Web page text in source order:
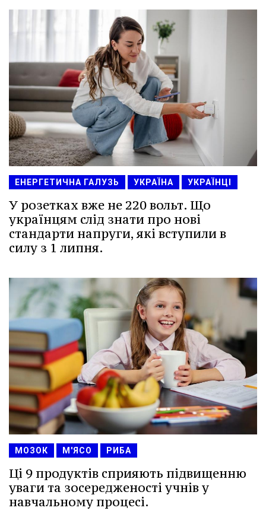
ЕНЕРГЕТИЧНА ГАЛУЗЬ УКРАЇНА УКРАЇНЦІ
У розетках вже не 220 вольт. Що
українцям слід знати про нові
стандарти напруги, які вступили в
силу з 1 липня.
МОЗОК М'ЯСО РИБА
Ці 9 продуктів сприяють підвищенню
уваги та зосередженості учнів у
навчальному процесі.